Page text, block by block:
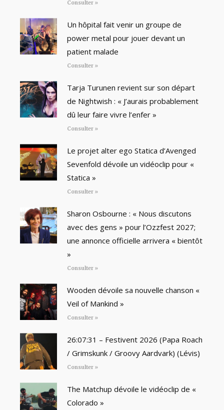
Consulter »
Un hôpital fait venir un groupe de
power metal pour jouer devant un
patient malade
Consulter »
Tarja Turunen revient sur son départ
de Nightwish : « J’aurais probablement
dû leur faire vivre l’enfer »
Consulter »
Le projet alter ego Statica d’Avenged
Sevenfold dévoile un vidéoclip pour «
Statica »
Consulter »
Sharon Osbourne : « Nous discutons
avec des gens » pour l’Ozzfest 2027;
une annonce officielle arrivera « bientôt
»
Consulter »
Wooden dévoile sa nouvelle chanson «
Veil of Mankind »
Consulter »
26:07:31 – Festivent 2026 (Papa Roach
/ Grimskunk / Groovy Aardvark) (Lévis)
Consulter »
The Matchup dévoile le vidéoclip de «
Colorado »